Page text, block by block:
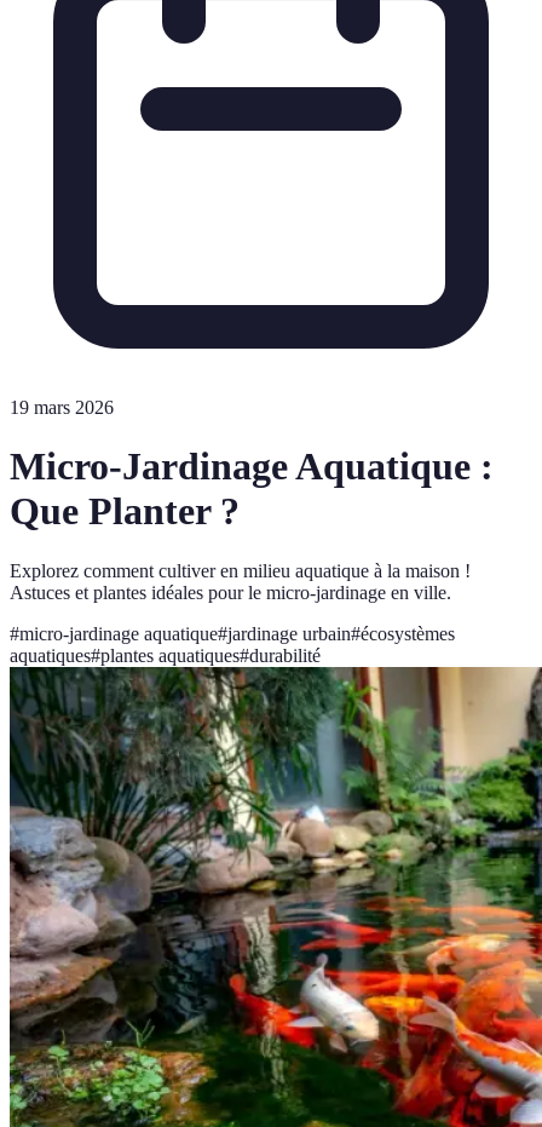
19 mars 2026
Micro-Jardinage Aquatique :
Que Planter ?
Explorez comment cultiver en milieu aquatique à la maison !
Astuces et plantes idéales pour le micro-jardinage en ville.
#micro-jardinage aquatique#jardinage urbain#écosystèmes
aquatiques#plantes aquatiques#durabilité